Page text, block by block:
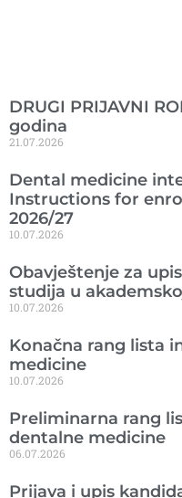
DRUGI PRIJAVNI
godina
21.07.2026
Dental medicine
Instructions for
2026/27
10.07.2026
Obavještenje za
studija u
10.07.2026
Konačna rang lista
medicine
10.07.2026
Preliminarna rang
dentalne medicine
06.07.2026
Prijava i upis